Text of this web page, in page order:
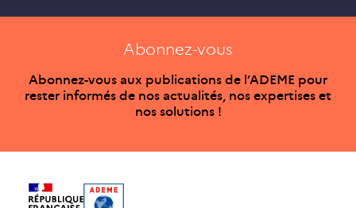
Abonnez-vous
Abonnez-vous aux publications de l’ADEME pour
rester informés de nos actualités, nos expertises et
nos solutions !